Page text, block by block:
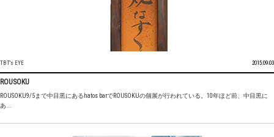
TBT's EYE 2015.09.03
ROUSOKU
ROUSOKU9/5まで中目黒にあるhatos barでROUSOKUの個展が行われている。10年ほど前、中目黒に
あ...